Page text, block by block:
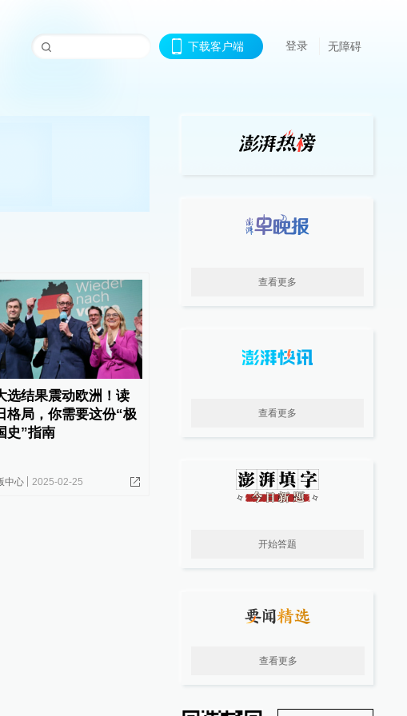
下载客户端 登录 无障碍
选结果震动欧洲！读
格局，你需要这份“极
史”指南
中心 2025-02-25
查看更多
查看更多
开始答题
查看更多